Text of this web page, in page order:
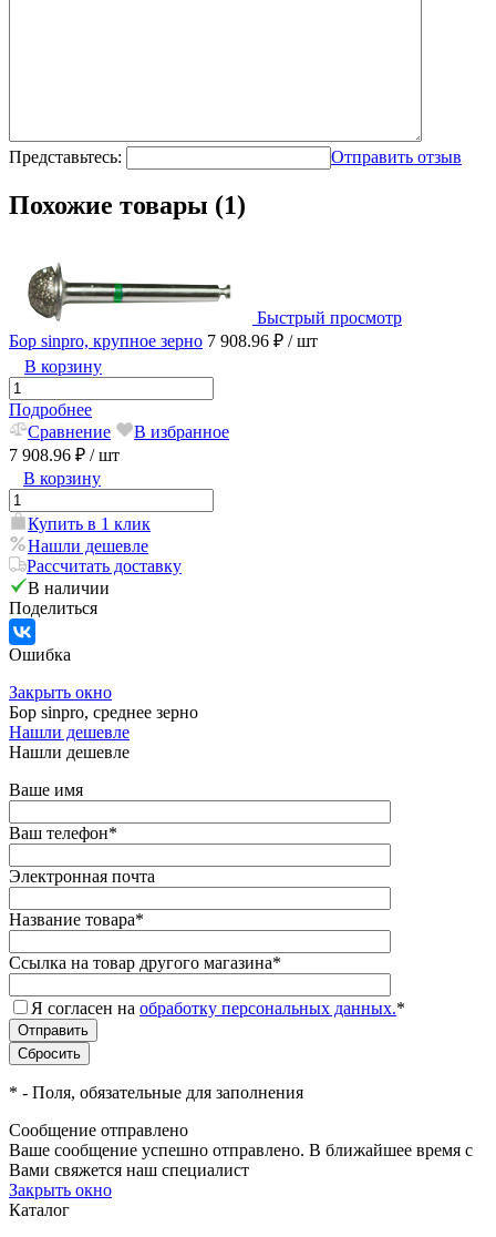
Представьтесь: Отправить отзыв
Похожие товары (1)
Быстрый просмотр
Бор sinpro, крупное зерно 7 908.96 ₽ / шт
В корзину
Подробнее
Сравнение
В избранное
7 908.96 ₽ / шт
В корзину
Купить в 1 клик
Нашли дешевле
Рассчитать доставку
В наличии
Поделиться
Ошибка
Закрыть окно
Бор sinpro, среднее зерно
Нашли дешевле
Нашли дешевле
Ваше имя
Ваш телефон*
Электронная почта
Название товара*
Ссылка на товар другого магазина*
Я согласен на обработку персональных данных.*
* - Поля, обязательные для заполнения
Сообщение отправлено
Ваше сообщение успешно отправлено. В ближайшее время с
Вами свяжется наш специалист
Закрыть окно
Каталог